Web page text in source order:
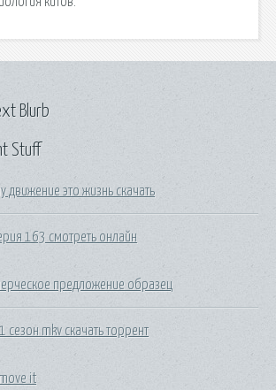
Stuff
движение это жизнь скачать
163 смотреть онлайн
предложение образец
mkv скачать торрент
it
Blurb